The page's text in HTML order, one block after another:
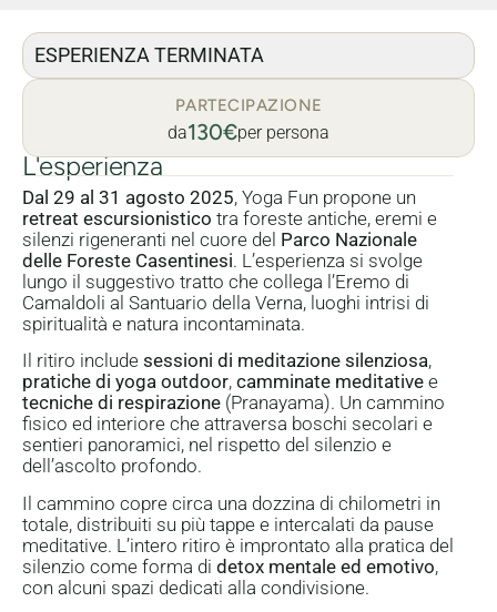
L'esperienza
Dal 29 al 31 agosto 2025, Yoga Fun propone un
retreat escursionistico tra foreste antiche, eremi e
silenzi rigeneranti nel cuore del Parco Nazionale
delle Foreste Casentinesi. L’esperienza si svolge
lungo il suggestivo tratto che collega l’Eremo di
Camaldoli al Santuario della Verna, luoghi intrisi di
spiritualità e natura incontaminata.
Il ritiro include sessioni di meditazione silenziosa,
pratiche di yoga outdoor, camminate meditative e
tecniche di respirazione (Pranayama). Un cammino
fisico ed interiore che attraversa boschi secolari e
sentieri panoramici, nel rispetto del silenzio e
dell’ascolto profondo.
Il cammino copre circa una dozzina di chilometri in
totale, distribuiti su più tappe e intercalati da pause
meditative. L’intero ritiro è improntato alla pratica del
silenzio come forma di detox mentale ed emotivo,
con alcuni spazi dedicati alla condivisione.
ESPERIENZA TERMINATA
PARTECIPAZIONE
da130€per persona